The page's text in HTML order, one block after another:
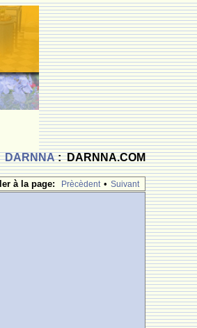
DARNNA: DARNNA.COM
à la page:
Prècèdent • Suivant